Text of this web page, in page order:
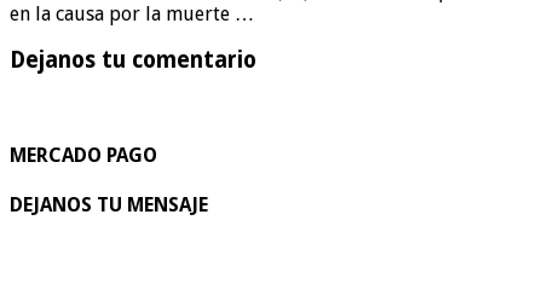
en la causa por la muerte …
Dejanos tu comentario
MERCADO PAGO
DEJANOS TU MENSAJE